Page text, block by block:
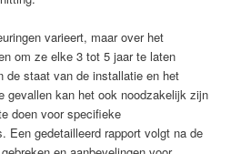
varieert, maar over het
om ze elke 3 tot 5 jaar te laten
de staat van de installatie en het
gevallen kan het ook noodzakelijk zijn
doen voor specifieke
Een gedetailleerd rapport volgt na de